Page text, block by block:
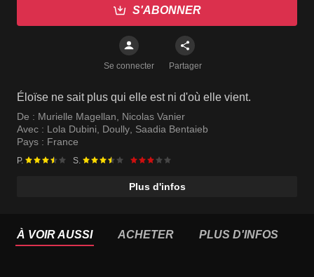
S'ABONNER
Se connecter Partager
Éloïse ne sait plus qui elle est ni d'où elle vient.
De : Murielle Magellan, Nicolas Vanier
Avec : Lola Dubini, Doully, Saadia Bentaieb
Pays : France
P. S.
Plus d'infos
À VOIR AUSSI ACHETER PLUS D'INFOS